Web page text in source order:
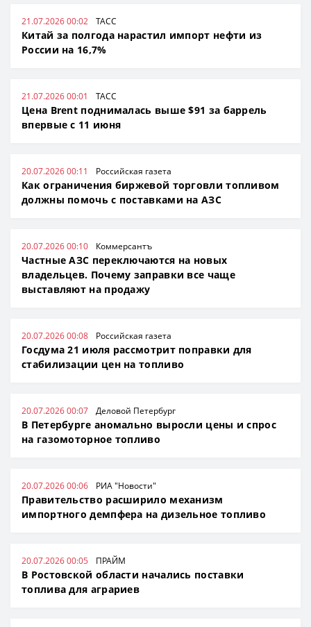
21.07.2026 00:02 ТАСС
Китай за полгода нарастил импорт нефти из
России на 16,7%
21.07.2026 00:01 ТАСС
Цена Brent поднималась выше $91 за баррель
впервые с 11 июня
20.07.2026 00:11 Российская газета
Как ограничения биржевой торговли топливом
должны помочь с поставками на АЗС
20.07.2026 00:10 Коммерсантъ
Частные АЗС переключаются на новых
владельцев. Почему заправки все чаще
выставляют на продажу
20.07.2026 00:08 Российская газета
Госдума 21 июля рассмотрит поправки для
стабилизации цен на топливо
20.07.2026 00:07 Деловой Петербург
В Петербурге аномально выросли цены и спрос
на газомоторное топливо
20.07.2026 00:06 РИА "Новости"
Правительство расширило механизм
импортного демпфера на дизельное топливо
20.07.2026 00:05 ПРАЙМ
В Ростовской области начались поставки
топлива для аграриев